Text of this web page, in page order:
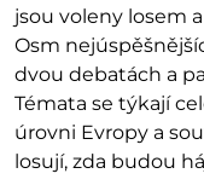
jsou voleny losem
Osm
dvou debatách a
Témata se týkají
úrovni Evropy a
losují, zda budou